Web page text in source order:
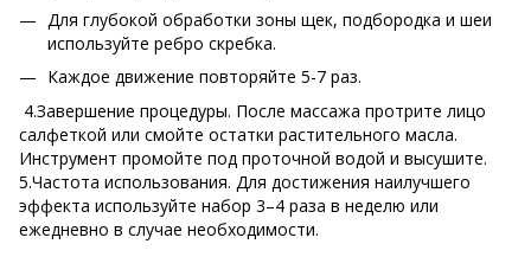
Для глубокой обработки зоны щек, подбородка и шеи
используйте ребро скребка.
Каждое движение повторяйте 5-7 раз.
4.Завершение процедуры. После массажа протрите лицо
салфеткой или смойте остатки растительного масла.
Инструмент промойте под проточной водой и высушите.
5.Частота использования. Для достижения наилучшего
эффекта используйте набор 3–4 раза в неделю или
ежедневно в случае необходимости.